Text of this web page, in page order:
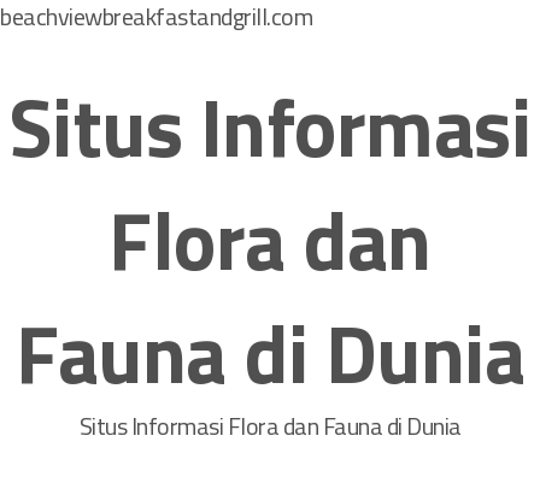
beachviewbreakfastandgrill.com
Situs Informasi
Flora dan
Fauna di Dunia
Situs Informasi Flora dan Fauna di Dunia